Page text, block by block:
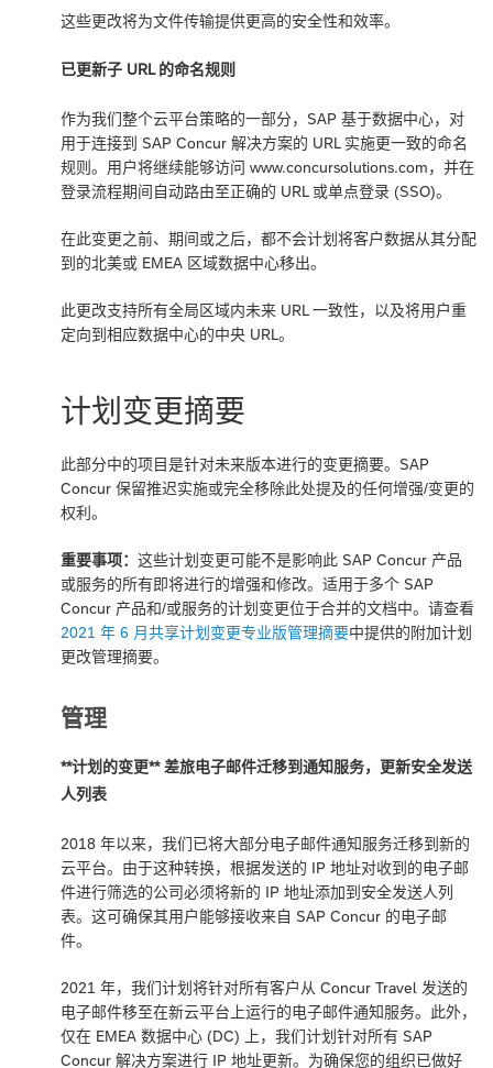
这些更改将为文件传输提供更高的安全性和效率。
已更新子 URL 的命名规则
作为我们整个云平台策略的一部分，SAP 基于数据中心，对
用于连接到 SAP Concur 解决方案的 URL 实施更一致的命名
规则。用户将继续能够访问 www.concursolutions.com，并在
登录流程期间自动路由至正确的 URL 或单点登录 (SSO)。
在此变更之前、期间或之后，都不会计划将客户数据从其分配
到的北美或 EMEA 区域数据中心移出。
此更改支持所有全局区域内未来 URL 一致性，以及将用户重
定向到相应数据中心的中央 URL。
计划变更摘要
此部分中的项目是针对未来版本进行的变更摘要。SAP
Concur 保留推迟实施或完全移除此处提及的任何增强/变更的
权利。
重要事项： 这些计划变更可能不是影响此 SAP Concur 产品
或服务的所有即将进行的增强和修改。适用于多个 SAP
Concur 产品和/或服务的计划变更位于合并的文档中。请查看
2021 年 6 月共享计划变更专业版管理摘要中提供的附加计划
更改管理摘要。
管理
**计划的变更** 差旅电子邮件迁移到通知服务，更新安全发送
人列表
2018 年以来，我们已将大部分电子邮件通知服务迁移到新的
云平台。由于这种转换，根据发送的 IP 地址对收到的电子邮
件进行筛选的公司必须将新的 IP 地址添加到安全发送人列
表。这可确保其用户能够接收来自 SAP Concur 的电子邮
件。
2021 年，我们计划将针对所有客户从 Concur Travel 发送的
电子邮件移至在新云平台上运行的电子邮件通知服务。此外，
仅在 EMEA 数据中心 (DC) 上，我们计划针对所有 SAP
Concur 解决方案进行 IP 地址更新。为确保您的组织已做好